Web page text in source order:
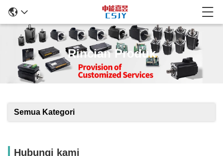
Rincian Produk
Semua Kategori
Hubungi kami